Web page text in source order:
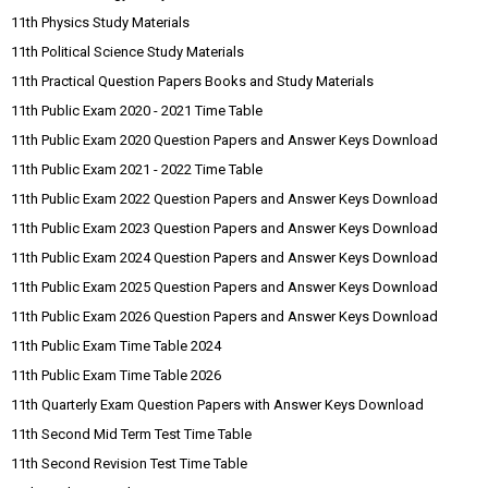
11th Physics Study Materials
11th Political Science Study Materials
11th Practical Question Papers Books and Study Materials
11th Public Exam 2020 - 2021 Time Table
11th Public Exam 2020 Question Papers and Answer Keys Download
11th Public Exam 2021 - 2022 Time Table
11th Public Exam 2022 Question Papers and Answer Keys Download
11th Public Exam 2023 Question Papers and Answer Keys Download
11th Public Exam 2024 Question Papers and Answer Keys Download
11th Public Exam 2025 Question Papers and Answer Keys Download
11th Public Exam 2026 Question Papers and Answer Keys Download
11th Public Exam Time Table 2024
11th Public Exam Time Table 2026
11th Quarterly Exam Question Papers with Answer Keys Download
11th Second Mid Term Test Time Table
11th Second Revision Test Time Table